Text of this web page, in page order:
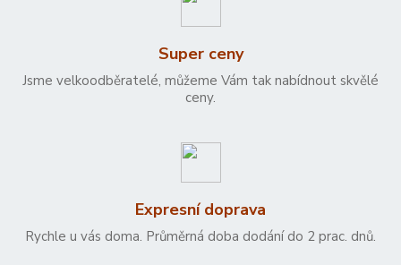
Super ceny
Jsme velkoodběratelé, můžeme Vám tak nabídnout skvělé
ceny.
Expresní doprava
Rychle u vás doma. Průměrná doba dodání do 2 prac. dnů.